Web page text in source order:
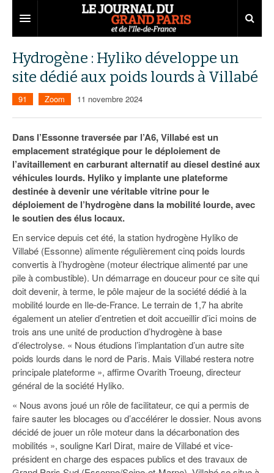
Grand Paris
Territoires
Aménagement
Institutions
Services urbains
Entreprises
Emploi
Attractivité
Innovation
Marchés publics
75
77
92
93
94
Carnet
Nominations
Portraits
Les Assises du Grand Paris
Éditions précédentes
Le podcast
Lire les résumés
Hydrogène : Hyliko développe un
site dédié aux poids lourds à Villabé
91 Zoom 11 novembre 2024
Dans l’Essonne traversée par l’A6, Villabé est un
emplacement stratégique pour le déploiement de
l’avitaillement en carburant alternatif au diesel destiné aux
véhicules lourds. Hyliko y implante une plateforme
destinée à devenir une véritable vitrine pour le
déploiement de l’hydrogène dans la mobilité lourde, avec
le soutien des élus locaux.
En service depuis cet été, la station hydrogène Hyliko de
Villabé (Essonne) alimente régulièrement cinq poids lourds
convertis à l’hydrogène (moteur électrique alimenté par une
pile à combustible). Un démarrage en douceur pour ce site qui
doit devenir, à terme, le pôle majeur de la société dédié à la
mobilité lourde en Ile-de-France. Le terrain de 1,7 ha abrite
également un atelier d’entretien et doit accueillir d’ici moins de
trois ans une unité de production d’hydrogène à base
d’électrolyse. « Nous étudions l’implantation d’un autre site
poids lourds dans le nord de Paris. Mais Villabé restera notre
principale plateforme », affirme Ovarith Troeung, directeur
général de la société Hyliko.
« Nous avons joué un rôle de facilitateur, ce qui a permis de
faire sauter les blocages ou d’accélérer le dossier. Nous avons
décidé de jouer un rôle moteur dans la décarbonation des
mobilités », souligne Karl Dirat, maire de Villabé et vice-
président en charge des espaces publics et des travaux de